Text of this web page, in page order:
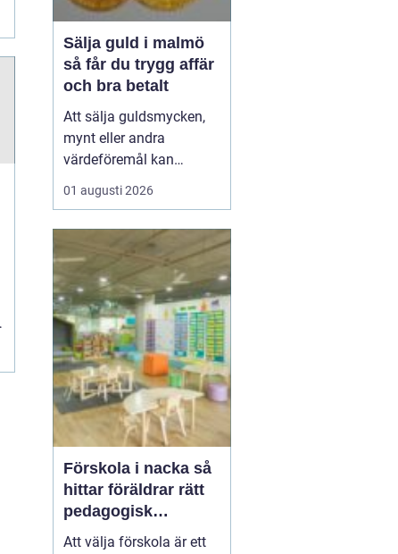
Sälja guld i malmö
så får du trygg affär
och bra betalt
Att sälja guldsmycken,
mynt eller andra
värdeföremål kan
kännas både lockande
och osäkert på samma
smyckena är värda mer
än bara metallvärdet, hur
processen går till och
vilken köpare som går
att lita på. För den som
söker infor...
01 augusti 2026
Förskola i nacka så
hittar föräldrar rätt
pedagogisk
trygghet
Att välja förskola är ett